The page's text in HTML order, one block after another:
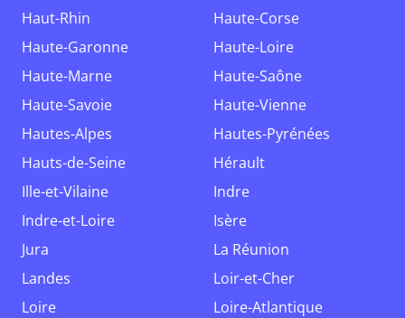
Haut-Rhin
Haute-Corse
Haute-Garonne
Haute-Loire
Haute-Marne
Haute-Saône
Haute-Savoie
Haute-Vienne
Hautes-Alpes
Hautes-Pyrénées
Hauts-de-Seine
Hérault
Ille-et-Vilaine
Indre
Indre-et-Loire
Isère
Jura
La Réunion
Landes
Loir-et-Cher
Loire
Loire-Atlantique